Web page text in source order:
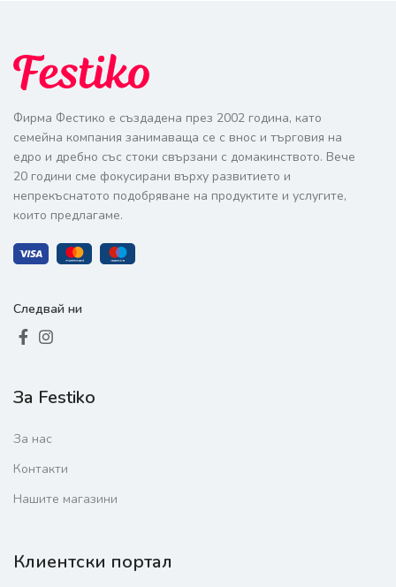
Фирма Фестико е създадена през 2002 година, като
семейна компания занимаваща се с внос и търговия на
едро и дребно със стоки свързани с домакинството. Вече
20 години сме фокусирани върху развитието и
непрекъснатото подобряване на продуктите и услугите,
които предлагаме.
Следвай ни
За Festiko
За нас
Контакти
Нашите магазини
Клиентски портал